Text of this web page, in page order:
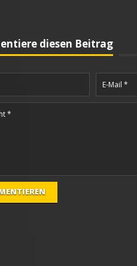
diesen Beitrag